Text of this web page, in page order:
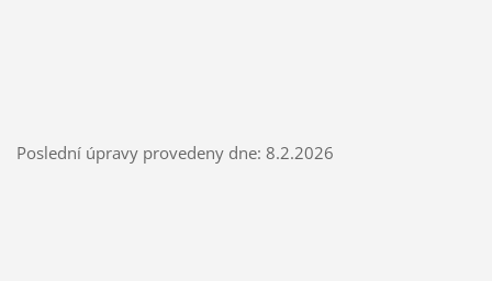
Poslední úpravy provedeny dne: 8.2.2026